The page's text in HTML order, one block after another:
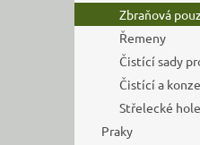
Zbraňová
Řemeny
Čistící sady
Čistící a
Střelecké
Praky